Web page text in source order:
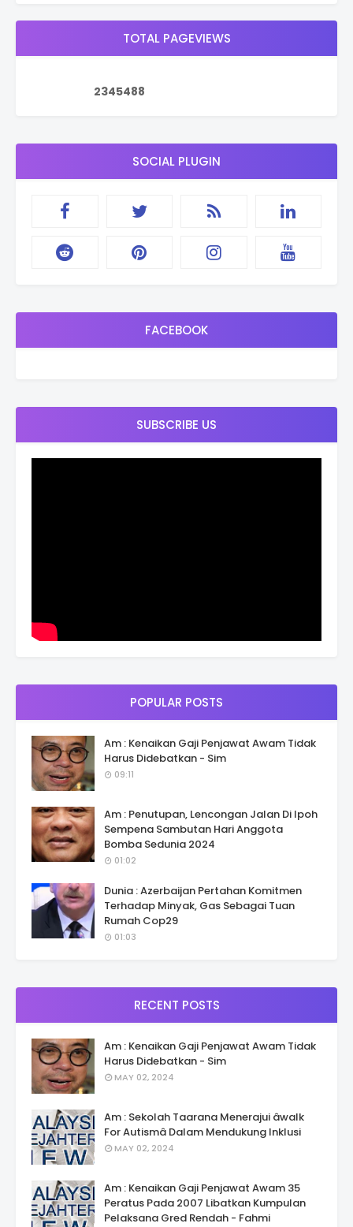
TOTAL PAGEVIEWS
2345488
SOCIAL PLUGIN
FACEBOOK
SUBSCRIBE US
POPULAR POSTS
Am : Kenaikan Gaji Penjawat Awam Tidak
Harus Didebatkan - Sim
09:11
Am : Penutupan, Lencongan Jalan Di Ipoh
Sempena Sambutan Hari Anggota
Bomba Sedunia 2024
01:02
Dunia : Azerbaijan Pertahan Komitmen
Terhadap Minyak, Gas Sebagai Tuan
Rumah Cop29
01:03
RECENT POSTS
Am : Kenaikan Gaji Penjawat Awam Tidak
Harus Didebatkan - Sim
MAY 02, 2024
Am : Sekolah Taarana Menerajui âwalk
For Autismâ Dalam Mendukung Inklusi
MAY 02, 2024
Am : Kenaikan Gaji Penjawat Awam 35
Peratus Pada 2007 Libatkan Kumpulan
Pelaksana Gred Rendah - Fahmi